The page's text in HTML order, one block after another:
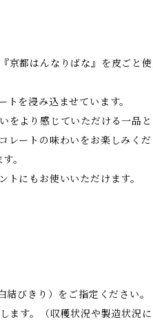
京都はんなりばな』を皮ごと
を浸み込ませています。
をより感じていただける一品
ートの味わいをお楽しみくだ
。
にもお使いいただけます。
びきり）をご指定ください。
ます。（収穫状況や製造状況